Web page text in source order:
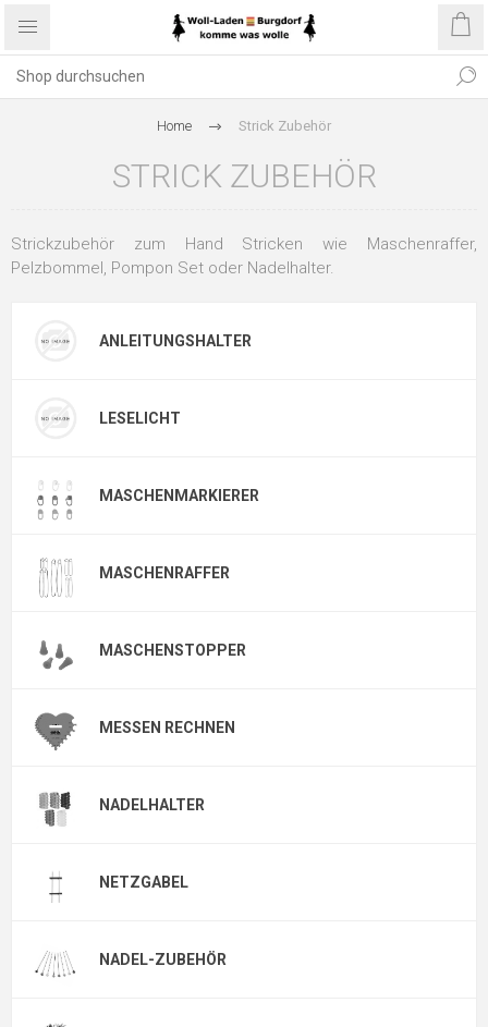
Home Strick Zubehör
STRICK ZUBEHÖR
Strickzubehör zum Hand Stricken wie Maschenraffer,
Pelzbommel, Pompon Set oder Nadelhalter.
ANLEITUNGSHALTER
LESELICHT
MASCHENMARKIERER
MASCHENRAFFER
MASCHENSTOPPER
MESSEN RECHNEN
NADELHALTER
NETZGABEL
NADEL-ZUBEHÖR